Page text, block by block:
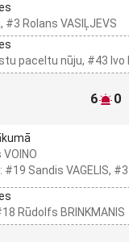
Rolans VASIĻJEVS
paceltu nūju, #43 Ivo
6 0
#19 Sandis VAGELIS,
Rūdolfs BRINKMANIS